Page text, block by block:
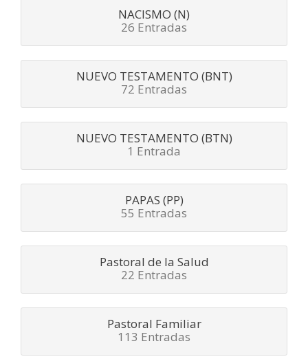
NACISMO (N)
26 Entradas
NUEVO TESTAMENTO (BNT)
72 Entradas
NUEVO TESTAMENTO (BTN)
1 Entrada
PAPAS (PP)
55 Entradas
Pastoral de la Salud
22 Entradas
Pastoral Familiar
113 Entradas